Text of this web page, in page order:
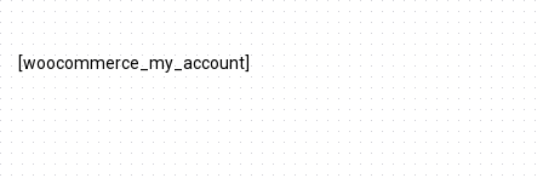
[woocommerce_my_account]